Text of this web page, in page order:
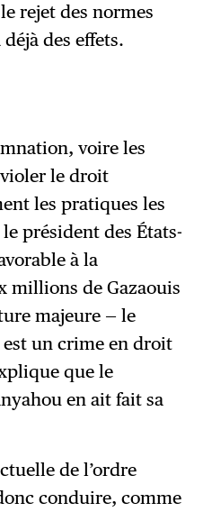
rejet des normes
des effets.
voire les
le droit
les pratiques les
président des États-
à la
millions de Gazaouis
majeure — le
un crime en droit
que le
en ait fait sa
de l’ordre
conduire, comme